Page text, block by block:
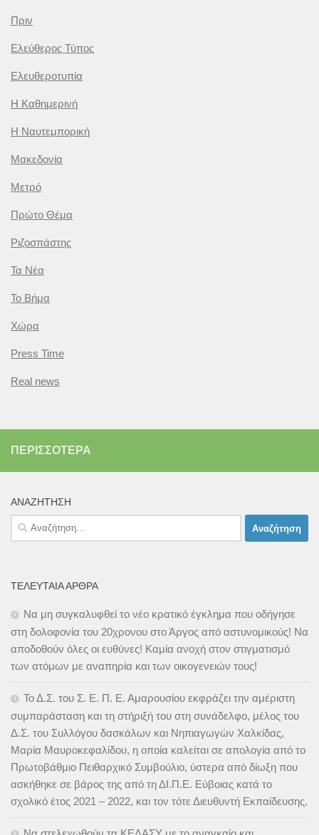
Πριν
Ελεύθερος Τύπος
Ελευθεροτυπία
Η Καθημερινή
Η Ναυτεμπορική
Μακεδονία
Μετρό
Πρώτο Θέμα
Ριζοσπάστης
Τα Νέα
Το Βήμα
Χώρα
Press Time
Real news
ΠΕΡΙΣΣΌΤΕΡΑ
ΑΝΑΖΉΤΗΣΗ
Αναζήτηση
για:
ΤΕΛΕΥΤΑΊΑ ΆΡΘΡΑ
Να μη συγκαλυφθεί το νέο κρατικό έγκλημα που οδήγησε
στη δολοφονία του 20χρονου στο Άργος από αστυνομικούς! Να
αποδοθούν όλες οι ευθύνες! Καμία ανοχή στον στιγματισμό
των ατόμων με αναπηρία και των οικογενειών τους!
Το Δ.Σ. του Σ. Ε. Π. Ε. Αμαρουσίου εκφράζει την αμέριστη
συμπαράσταση και τη στήριξή του στη συνάδελφο, μέλος του
Δ.Σ. του Συλλόγου δασκάλων και Νηπιαγωγών Χαλκίδας,
Μαρία Μαυροκεφαλίδου, η οποία καλείται σε απολογία από το
Πρωτοβάθμιο Πειθαρχικό Συμβούλιο, ύστερα από δίωξη που
ασκήθηκε σε βάρος της από τη ΔΙ.Π.Ε. Εύβοιας κατά το
σχολικό έτος 2021 – 2022, και τον τότε Διευθυντή Εκπαίδευσης.